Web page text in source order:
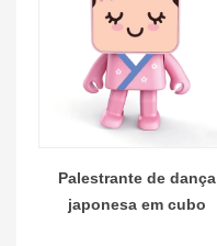
Palestrante de dança
japonesa em cubo